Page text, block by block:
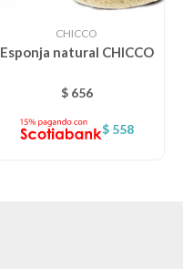
CHICCO
Esponja natural CHICCO
$ 656
$ 558